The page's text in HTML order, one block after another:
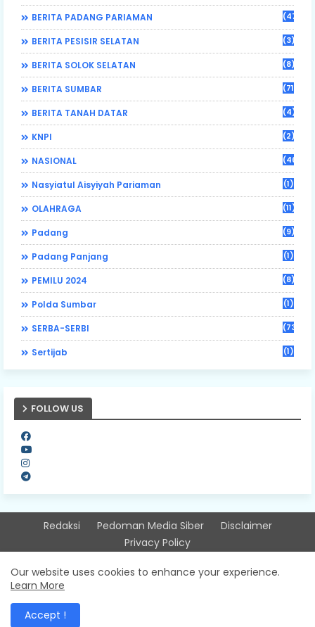
BERITA PADANG PARIAMAN (470)
BERITA PESISIR SELATAN (3)
BERITA SOLOK SELATAN (8)
BERITA SUMBAR (71)
BERITA TANAH DATAR (4)
KNPI (2)
NASIONAL (46)
Nasyiatul Aisyiyah Pariaman (1)
OLAHRAGA (11)
Padang (9)
Padang Panjang (1)
PEMILU 2024 (8)
Polda Sumbar (1)
SERBA-SERBI (73)
Sertijab (1)
FOLLOW US
Redaksi Pedoman Media Siber
Disclaimer
Privacy Policy
Our website uses cookies to enhance your experience.
Learn More
Accept !